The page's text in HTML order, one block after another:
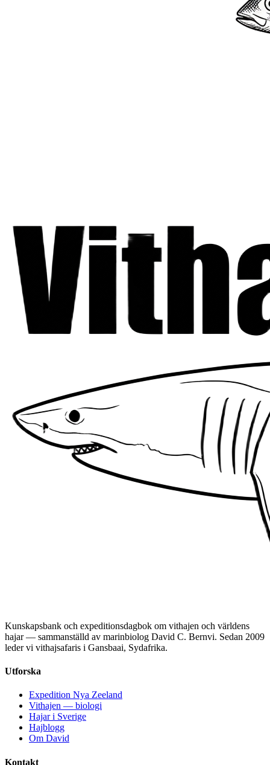
Kunskapsbank och expeditionsdagbok om vithajen och världens
hajar — sammanställd av marinbiolog David C. Bernvi. Sedan 2009
leder vi vithajsafaris i Gansbaai, Sydafrika.
Utforska
Expedition Nya Zeeland
Vithajen — biologi
Hajar i Sverige
Hajblogg
Om David
Kontakt